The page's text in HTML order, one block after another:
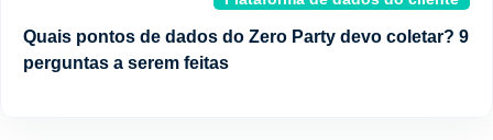
Quais pontos de dados do Zero Party devo coletar? 9
perguntas a serem feitas